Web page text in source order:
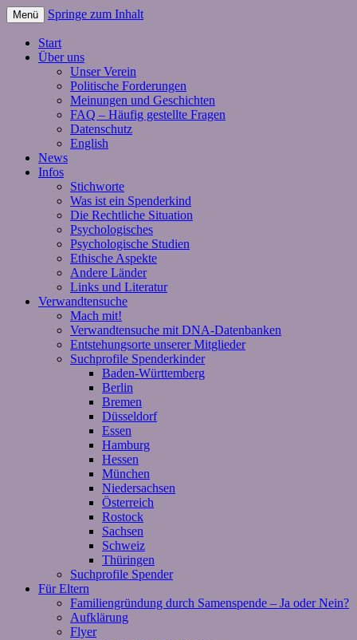
Menü Springe zum Inhalt
Start
Über uns
Unser Verein
Politische Forderungen
Meinungen und Geschichten
FAQ – Häufig gestellte Fragen
Datenschutz
English
News
Infos
Stichworte
Was ist ein Spenderkind
Die Rechtliche Situation
Psychologisches
Psychologische Studien
Ethische Aspekte
Andere Länder
Links und Literatur
Verwandtensuche
Mach mit!
Verwandtensuche mit DNA-Datenbanken
Entstehungsorte unserer Mitglieder
Suchprofile Spenderkinder
Baden-Württemberg
Berlin
Bremen
Düsseldorf
Essen
Hamburg
Hessen
München
Niedersachsen
Österreich
Rostock
Sachsen
Schweiz
Thüringen
Suchprofile Spender
Für Eltern
Familiengründung durch Samenspende – Ja oder Nein?
Aufklärung
Flyer